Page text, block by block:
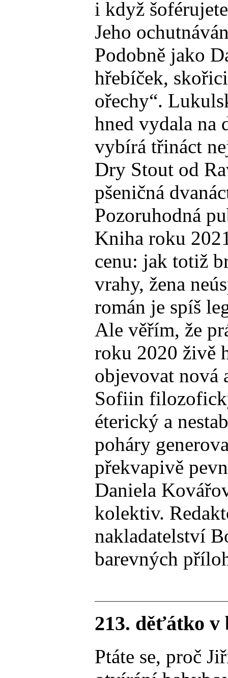
i když
Jeho
Podobně jako
hřebíček,
ořechy“.
hned vydala na
vybírá třináct
Dry Stout od
pšeničná
Pozoruhodná
Kniha roku
cenu: jak totiž
vrahy, žena
román je spíš
Ale věřím, že
roku 2020 živě
objevovat nová
Sofiin
éterický a
poháry
překvapivě
Daniela
kolektiv.
nakladatelství
barevných
213. děťátko
Ptáte se, proč